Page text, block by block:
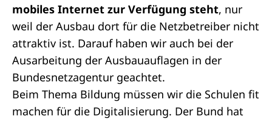
mobiles Internet zur Verfügung steht, nur
weil der Ausbau dort für die Netzbetreiber nicht
attraktiv ist. Darauf haben wir auch bei der
Ausarbeitung der Ausbauauflagen in der
Bundesnetzagentur geachtet.
Beim Thema Bildung müssen wir die Schulen fit
machen für die Digitalisierung. Der Bund hat